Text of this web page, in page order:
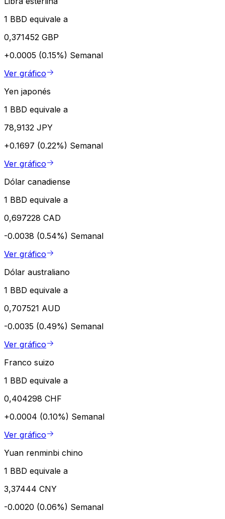
1 BBD equivale a
0,371452 GBP
+0.0005 (0.15%) Semanal
Ver gráfico
Yen japonés
1 BBD equivale a
78,9132 JPY
+0.1697 (0.22%) Semanal
Ver gráfico
Dólar canadiense
1 BBD equivale a
0,697228 CAD
-0.0038 (0.54%) Semanal
Ver gráfico
Dólar australiano
1 BBD equivale a
0,707521 AUD
-0.0035 (0.49%) Semanal
Ver gráfico
Franco suizo
1 BBD equivale a
0,404298 CHF
+0.0004 (0.10%) Semanal
Ver gráfico
Yuan renminbi chino
1 BBD equivale a
3,37444 CNY
-0.0020 (0.06%) Semanal